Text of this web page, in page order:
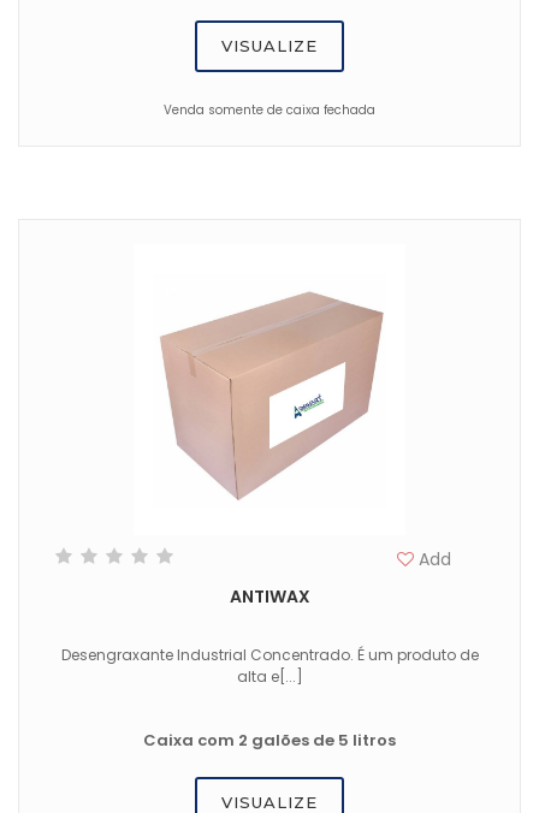
VISUALIZE
Venda somente de caixa fechada
Add
ANTIWAX
Desengraxante Industrial Concentrado. É um produto de
alta e[...]
Caixa com 2 galões de 5 litros
VISUALIZE